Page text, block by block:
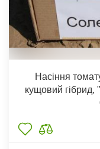
Насіння
кущовий гібрид,